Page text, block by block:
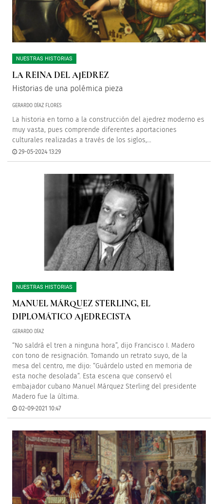
NUESTRAS HISTORIAS
LA REINA DEL AJEDREZ
Historias de una polémica pieza
GERARDO DÍAZ FLORES
La historia en torno a la construcción del ajedrez moderno es
muy vasta, pues comprende diferentes aportaciones
culturales realizadas a través de los siglos,...
29-05-2024 13:29
NUESTRAS HISTORIAS
MANUEL MÁRQUEZ STERLING, EL
DIPLOMÁTICO AJEDRECISTA
GERARDO DÍAZ
“No saldrá el tren a ninguna hora”, dijo Francisco I. Madero
con tono de resignación. Tomando un retrato suyo, de la
mesa del centro, me dijo: “Guárdelo usted en memoria de
esta noche desolada”. Esta escena que conservó el
embajador cubano Manuel Márquez Sterling del presidente
Madero fue la última.
02-09-2021 10:47